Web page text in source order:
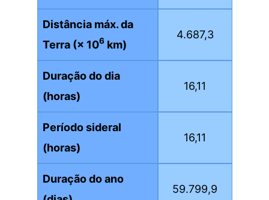
Distância máx. da
Terra (× 106km)
4.687,3
Duração do dia
(horas)
16,11
Período sideral
(horas)
16,11
Duração do ano
59.799,9